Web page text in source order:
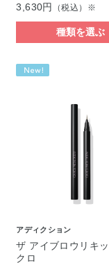
3,630円 （税込）※
種類を選ぶ
アディクション
ザ アイブロウリキ
クロ